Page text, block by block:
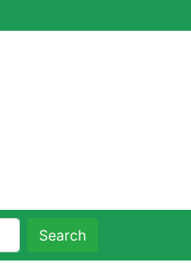
Search